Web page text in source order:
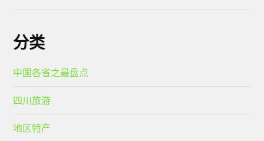
分类
中国各省之最盘点
四川旅游
地区特产